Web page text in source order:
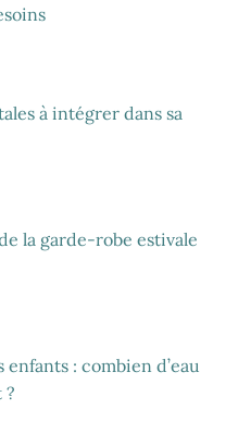
à intégrer dans sa
la garde-robe estivale
: combien d’eau
?